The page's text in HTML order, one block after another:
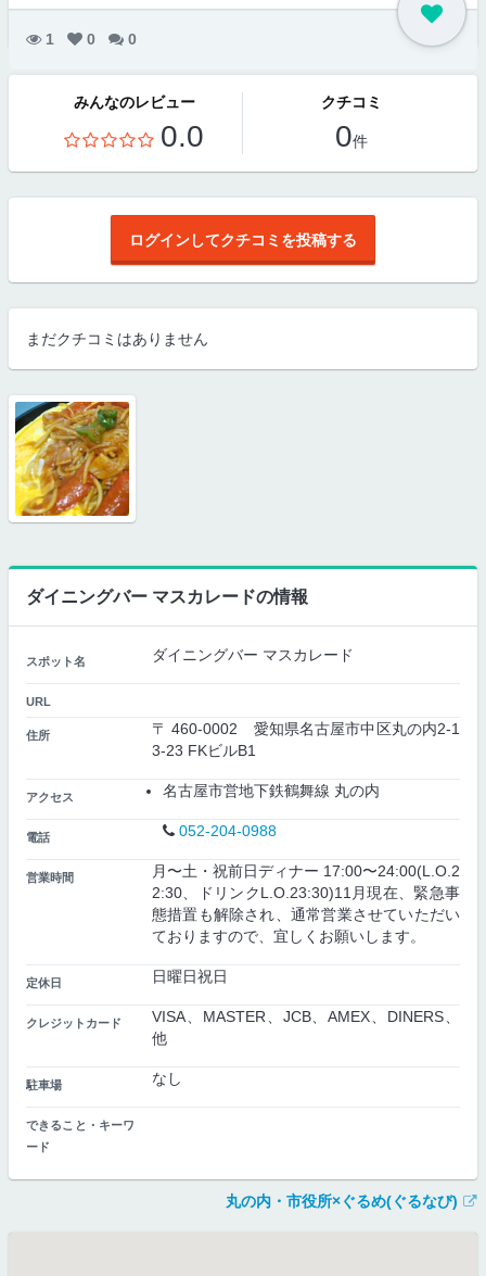
1 0 0
みんなのレビュー
0.0
クチコミ
0件
ログインしてクチコミを投稿する
まだクチコミはありません
ダイニングバー マスカレードの情報
スポット名 ダイニングバー マスカレード
URL
住所
〒 460-0002 愛知県名古屋市中区丸の内2-1
3-23 FKビルB1
アクセス 名古屋市営地下鉄鶴舞線 丸の内
電話 052-204-0988
営業時間
月〜土・祝前日ディナー 17:00〜24:00(L.O.2
2:30、ドリンクL.O.23:30)11月現在、緊急事
態措置も解除され、通常営業させていただい
ておりますので、宜しくお願いします。
定休日 日曜日祝日
クレジットカード
VISA、MASTER、JCB、AMEX、DINERS、
他
駐車場 なし
できること・キーワ
ード
丸の内・市役所×ぐるめ(ぐるなび)